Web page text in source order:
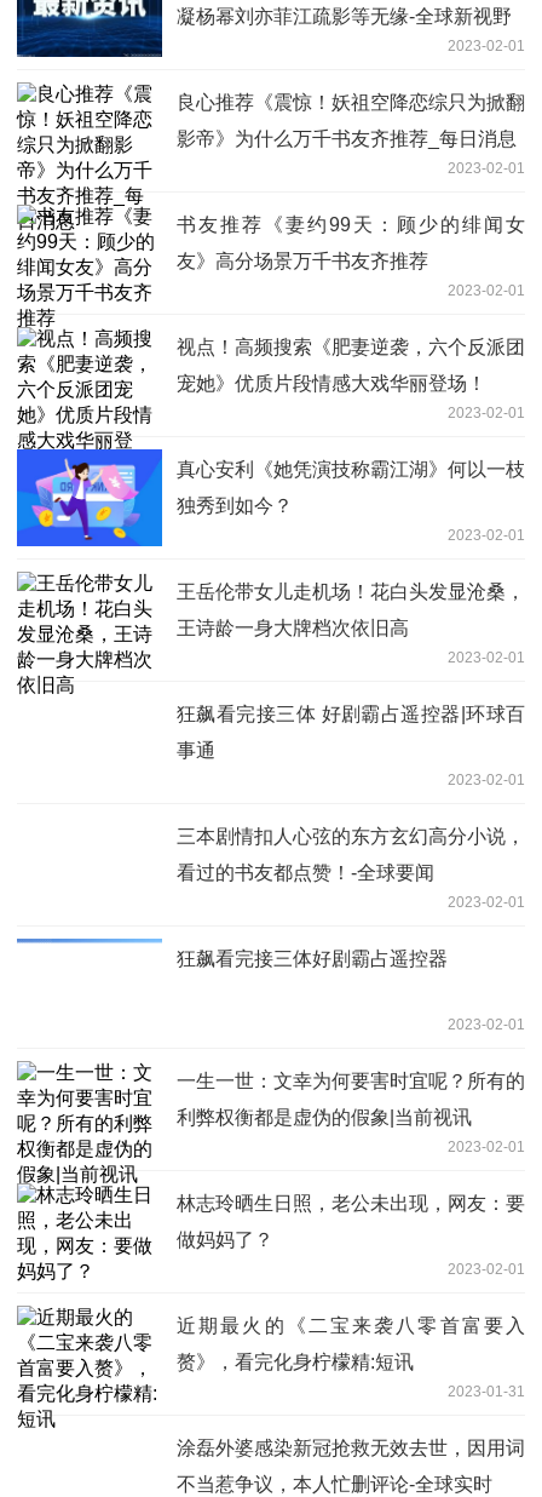
凝杨幂刘亦菲江疏影等无缘-全球新视野
2023-02-01
良心推荐《震惊！妖祖空降恋综只为掀翻
影帝》为什么万千书友齐推荐_每日消息
2023-02-01
书友推荐《妻约99天：顾少的绯闻女
友》高分场景万千书友齐推荐
2023-02-01
视点！高频搜索《肥妻逆袭，六个反派团
宠她》优质片段情感大戏华丽登场！
2023-02-01
真心安利《她凭演技称霸江湖》何以一枝
独秀到如今？
2023-02-01
王岳伦带女儿走机场！花白头发显沧桑，
王诗龄一身大牌档次依旧高
2023-02-01
狂飙看完接三体 好剧霸占遥控器|环球百
事通
2023-02-01
三本剧情扣人心弦的东方玄幻高分小说，
看过的书友都点赞！-全球要闻
2023-02-01
狂飙看完接三体好剧霸占遥控器
2023-02-01
一生一世：文幸为何要害时宜呢？所有的
利弊权衡都是虚伪的假象|当前视讯
2023-02-01
林志玲晒生日照，老公未出现，网友：要
做妈妈了？
2023-02-01
近期最火的《二宝来袭八零首富要入
赘》，看完化身柠檬精:短讯
2023-01-31
涂磊外婆感染新冠抢救无效去世，因用词
不当惹争议，本人忙删评论-全球实时